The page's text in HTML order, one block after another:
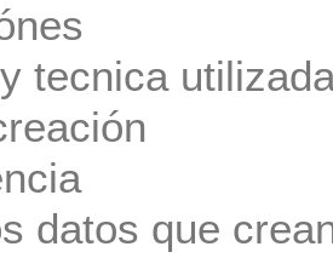
tecnica
datos que